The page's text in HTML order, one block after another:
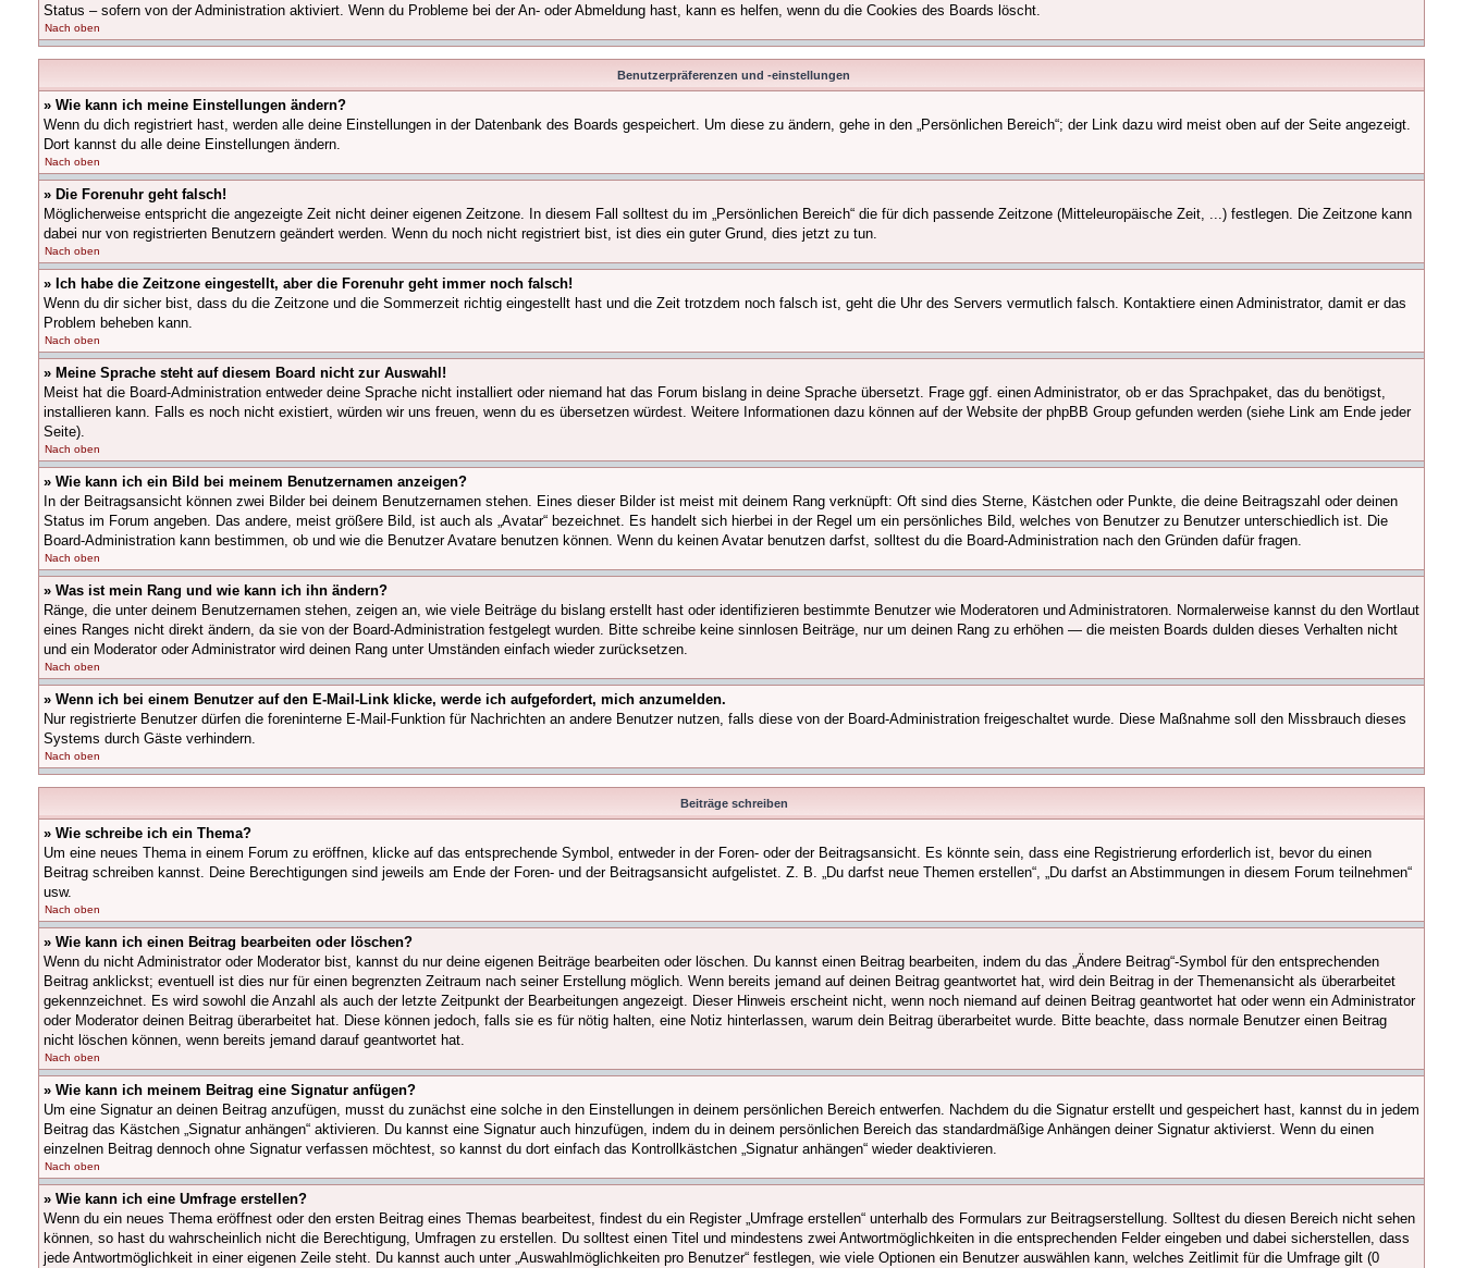
Status – sofern von der Administration aktiviert. Wenn du Probleme bei der An- oder Abmeldung hast, kann es helfen, wenn du die Cookies des Boards löscht.
Nach oben
Benutzerpräferenzen und -einstellungen
» Wie kann ich meine Einstellungen ändern?
Wenn du dich registriert hast, werden alle deine Einstellungen in der Datenbank des Boards gespeichert. Um diese zu ändern, gehe in den „Persönlichen Bereich“; der Link dazu wird meist oben auf der Seite angezeigt.
Dort kannst du alle deine Einstellungen ändern.
Nach oben
» Die Forenuhr geht falsch!
Möglicherweise entspricht die angezeigte Zeit nicht deiner eigenen Zeitzone. In diesem Fall solltest du im „Persönlichen Bereich“ die für dich passende Zeitzone (Mitteleuropäische Zeit, ...) festlegen. Die Zeitzone kann
dabei nur von registrierten Benutzern geändert werden. Wenn du noch nicht registriert bist, ist dies ein guter Grund, dies jetzt zu tun.
Nach oben
» Ich habe die Zeitzone eingestellt, aber die Forenuhr geht immer noch falsch!
Wenn du dir sicher bist, dass du die Zeitzone und die Sommerzeit richtig eingestellt hast und die Zeit trotzdem noch falsch ist, geht die Uhr des Servers vermutlich falsch. Kontaktiere einen Administrator, damit er das
Problem beheben kann.
Nach oben
» Meine Sprache steht auf diesem Board nicht zur Auswahl!
Meist hat die Board-Administration entweder deine Sprache nicht installiert oder niemand hat das Forum bislang in deine Sprache übersetzt. Frage ggf. einen Administrator, ob er das Sprachpaket, das du benötigst,
installieren kann. Falls es noch nicht existiert, würden wir uns freuen, wenn du es übersetzen würdest. Weitere Informationen dazu können auf der Website der phpBB Group gefunden werden (siehe Link am Ende jeder
Seite).
Nach oben
» Wie kann ich ein Bild bei meinem Benutzernamen anzeigen?
In der Beitragsansicht können zwei Bilder bei deinem Benutzernamen stehen. Eines dieser Bilder ist meist mit deinem Rang verknüpft: Oft sind dies Sterne, Kästchen oder Punkte, die deine Beitragszahl oder deinen
Status im Forum angeben. Das andere, meist größere Bild, ist auch als „Avatar“ bezeichnet. Es handelt sich hierbei in der Regel um ein persönliches Bild, welches von Benutzer zu Benutzer unterschiedlich ist. Die
Board-Administration kann bestimmen, ob und wie die Benutzer Avatare benutzen können. Wenn du keinen Avatar benutzen darfst, solltest du die Board-Administration nach den Gründen dafür fragen.
Nach oben
» Was ist mein Rang und wie kann ich ihn ändern?
Ränge, die unter deinem Benutzernamen stehen, zeigen an, wie viele Beiträge du bislang erstellt hast oder identifizieren bestimmte Benutzer wie Moderatoren und Administratoren. Normalerweise kannst du den Wortlaut
eines Ranges nicht direkt ändern, da sie von der Board-Administration festgelegt wurden. Bitte schreibe keine sinnlosen Beiträge, nur um deinen Rang zu erhöhen — die meisten Boards dulden dieses Verhalten nicht
und ein Moderator oder Administrator wird deinen Rang unter Umständen einfach wieder zurücksetzen.
Nach oben
» Wenn ich bei einem Benutzer auf den E-Mail-Link klicke, werde ich aufgefordert, mich anzumelden.
Nur registrierte Benutzer dürfen die foreninterne E-Mail-Funktion für Nachrichten an andere Benutzer nutzen, falls diese von der Board-Administration freigeschaltet wurde. Diese Maßnahme soll den Missbrauch dieses
Systems durch Gäste verhindern.
Nach oben
Beiträge schreiben
» Wie schreibe ich ein Thema?
Um eine neues Thema in einem Forum zu eröffnen, klicke auf das entsprechende Symbol, entweder in der Foren- oder der Beitragsansicht. Es könnte sein, dass eine Registrierung erforderlich ist, bevor du einen
Beitrag schreiben kannst. Deine Berechtigungen sind jeweils am Ende der Foren- und der Beitragsansicht aufgelistet. Z. B. „Du darfst neue Themen erstellen“, „Du darfst an Abstimmungen in diesem Forum teilnehmen“
usw.
Nach oben
» Wie kann ich einen Beitrag bearbeiten oder löschen?
Wenn du nicht Administrator oder Moderator bist, kannst du nur deine eigenen Beiträge bearbeiten oder löschen. Du kannst einen Beitrag bearbeiten, indem du das „Ändere Beitrag“-Symbol für den entsprechenden
Beitrag anklickst; eventuell ist dies nur für einen begrenzten Zeitraum nach seiner Erstellung möglich. Wenn bereits jemand auf deinen Beitrag geantwortet hat, wird dein Beitrag in der Themenansicht als überarbeitet
gekennzeichnet. Es wird sowohl die Anzahl als auch der letzte Zeitpunkt der Bearbeitungen angezeigt. Dieser Hinweis erscheint nicht, wenn noch niemand auf deinen Beitrag geantwortet hat oder wenn ein Administrator
oder Moderator deinen Beitrag überarbeitet hat. Diese können jedoch, falls sie es für nötig halten, eine Notiz hinterlassen, warum dein Beitrag überarbeitet wurde. Bitte beachte, dass normale Benutzer einen Beitrag
nicht löschen können, wenn bereits jemand darauf geantwortet hat.
Nach oben
» Wie kann ich meinem Beitrag eine Signatur anfügen?
Um eine Signatur an deinen Beitrag anzufügen, musst du zunächst eine solche in den Einstellungen in deinem persönlichen Bereich entwerfen. Nachdem du die Signatur erstellt und gespeichert hast, kannst du in jedem
Beitrag das Kästchen „Signatur anhängen“ aktivieren. Du kannst eine Signatur auch hinzufügen, indem du in deinem persönlichen Bereich das standardmäßige Anhängen deiner Signatur aktivierst. Wenn du einen
einzelnen Beitrag dennoch ohne Signatur verfassen möchtest, so kannst du dort einfach das Kontrollkästchen „Signatur anhängen“ wieder deaktivieren.
Nach oben
» Wie kann ich eine Umfrage erstellen?
Wenn du ein neues Thema eröffnest oder den ersten Beitrag eines Themas bearbeitest, findest du ein Register „Umfrage erstellen“ unterhalb des Formulars zur Beitragserstellung. Solltest du diesen Bereich nicht sehen
können, so hast du wahrscheinlich nicht die Berechtigung, Umfragen zu erstellen. Du solltest einen Titel und mindestens zwei Antwortmöglichkeiten in die entsprechenden Felder eingeben und dabei sicherstellen, dass
jede Antwortmöglichkeit in einer eigenen Zeile steht. Du kannst auch unter „Auswahlmöglichkeiten pro Benutzer“ festlegen, wie viele Optionen ein Benutzer auswählen kann, welches Zeitlimit für die Umfrage gilt (0